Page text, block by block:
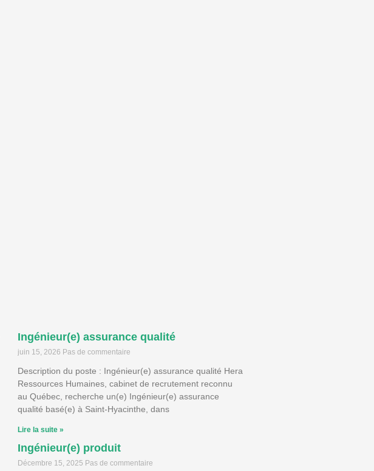
Ingénieur(e) assurance qualité
juin 15, 2026 Pas de commentaire
Description du poste : Ingénieur(e) assurance qualité Hera
Ressources Humaines, cabinet de recrutement reconnu
au Québec, recherche un(e) Ingénieur(e) assurance
qualité basé(e) à Saint-Hyacinthe, dans
Lire la suite »
Ingénieur(e) produit
Décembre 15, 2025 Pas de commentaire